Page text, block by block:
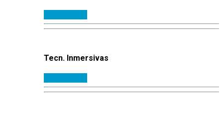
Tecn. Inmersivas